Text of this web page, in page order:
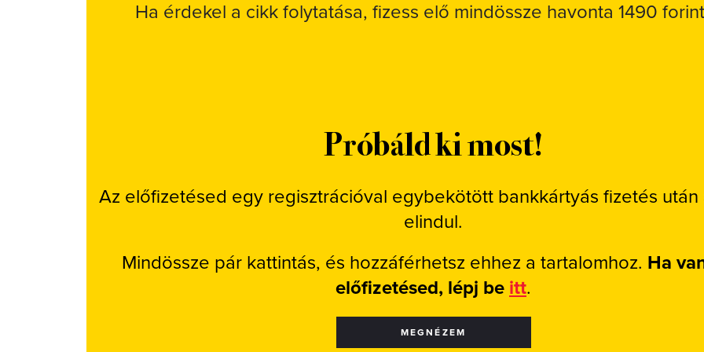
Ha érdekel a cikk folytatása, fizess elő mindössze havonta 1490
Próbáld ki most!
Az előfizetésed egy regisztrációval egybekötött bankkártyás fizetés után
elindul.
Mindössze pár kattintás, és hozzáférhetsz ehhez a tartalomhoz. Ha
előfizetésed, lépj be itt.
MEGNÉZEM